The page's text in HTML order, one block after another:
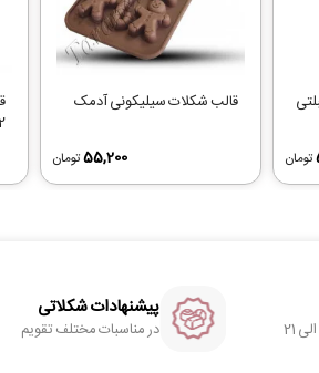
تومان
قالب شکلات سیلیکونی آدمک
55,200تومان
پیشنهادات شکلاتی
در مناسبات مختلف تقویم